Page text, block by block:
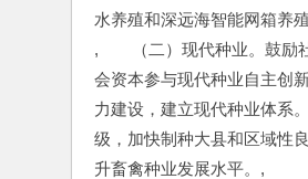
水养殖和深远海智能网箱养
,　　（二）现代种业。鼓励
会资本参与现代种业自主创
力建设，建立现代种业体系
级，加快制种大县和区域性
升畜禽种业发展水平。,